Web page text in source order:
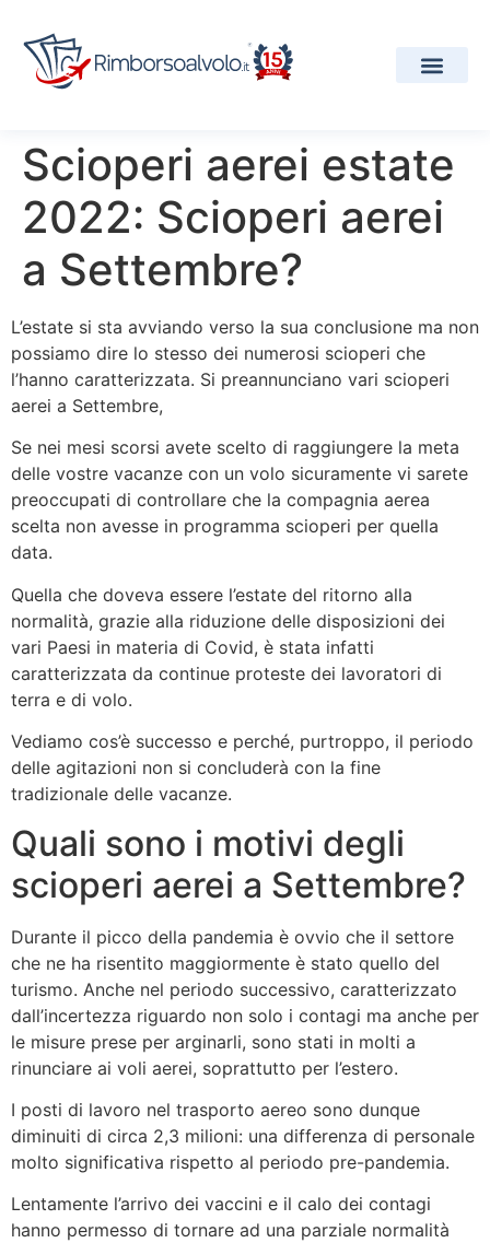
Scioperi aerei estate
2022: Scioperi aerei
a Settembre?
L’estate si sta avviando verso la sua conclusione ma non
possiamo dire lo stesso dei numerosi scioperi che
l’hanno caratterizzata. Si preannunciano vari scioperi
aerei a Settembre,
Se nei mesi scorsi avete scelto di raggiungere la meta
delle vostre vacanze con un volo sicuramente vi sarete
preoccupati di controllare che la compagnia aerea
scelta non avesse in programma scioperi per quella
data.
Quella che doveva essere l’estate del ritorno alla
normalità, grazie alla riduzione delle disposizioni dei
vari Paesi in materia di Covid, è stata infatti
caratterizzata da continue proteste dei lavoratori di
terra e di volo.
Vediamo cos’è successo e perché, purtroppo, il periodo
delle agitazioni non si concluderà con la fine
tradizionale delle vacanze.
Quali sono i motivi degli
scioperi aerei a Settembre?
Durante il picco della pandemia è ovvio che il settore
che ne ha risentito maggiormente è stato quello del
turismo. Anche nel periodo successivo, caratterizzato
dall’incertezza riguardo non solo i contagi ma anche per
le misure prese per arginarli, sono stati in molti a
rinunciare ai voli aerei, soprattutto per l’estero.
I posti di lavoro nel trasporto aereo sono dunque
diminuiti di circa 2,3 milioni: una differenza di personale
molto significativa rispetto al periodo pre-pandemia.
Lentamente l’arrivo dei vaccini e il calo dei contagi
hanno permesso di tornare ad una parziale normalità